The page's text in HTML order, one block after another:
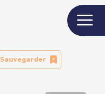
Sauvegarder